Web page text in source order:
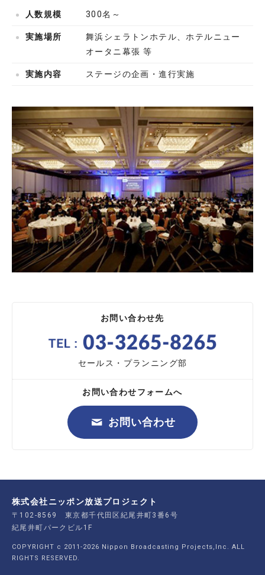
人数規模 300名～
実施場所
舞浜シェラトンホテル、ホテルニュー
オータニ幕張 等
実施内容 ステージの企画・進行実施
お問い合わせ先
セールス・プランニング部
お問い合わせフォームへ
お問い合わせ
株式会社ニッポン放送プロジェクト
〒102-8569 東京都千代田区紀尾井町3番6号
紀尾井町パークビル1F
COPYRIGHT c 2011-2026 Nippon Broadcasting Projects,Inc. ALL
RIGHTS RESERVED.